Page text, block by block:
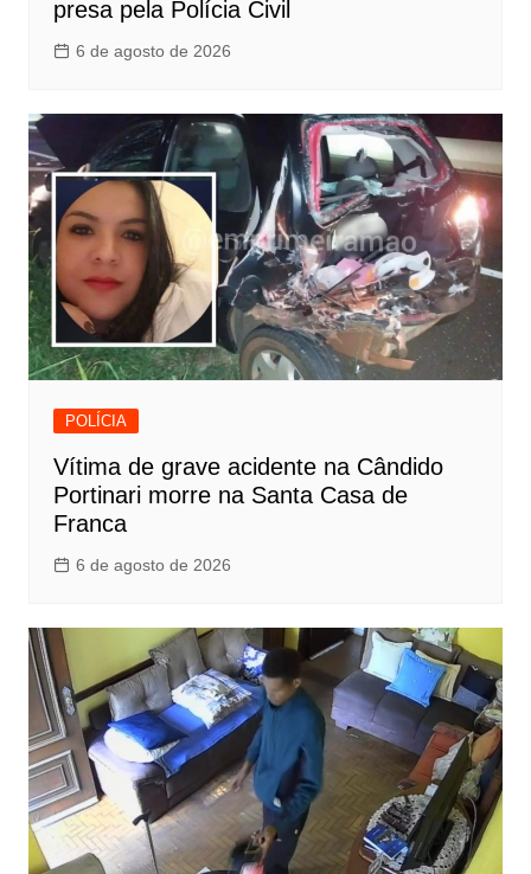
presa pela Polícia Civil
6 de agosto de 2026
POLÍCIA
Vítima de grave acidente na Cândido
Portinari morre na Santa Casa de
Franca
6 de agosto de 2026